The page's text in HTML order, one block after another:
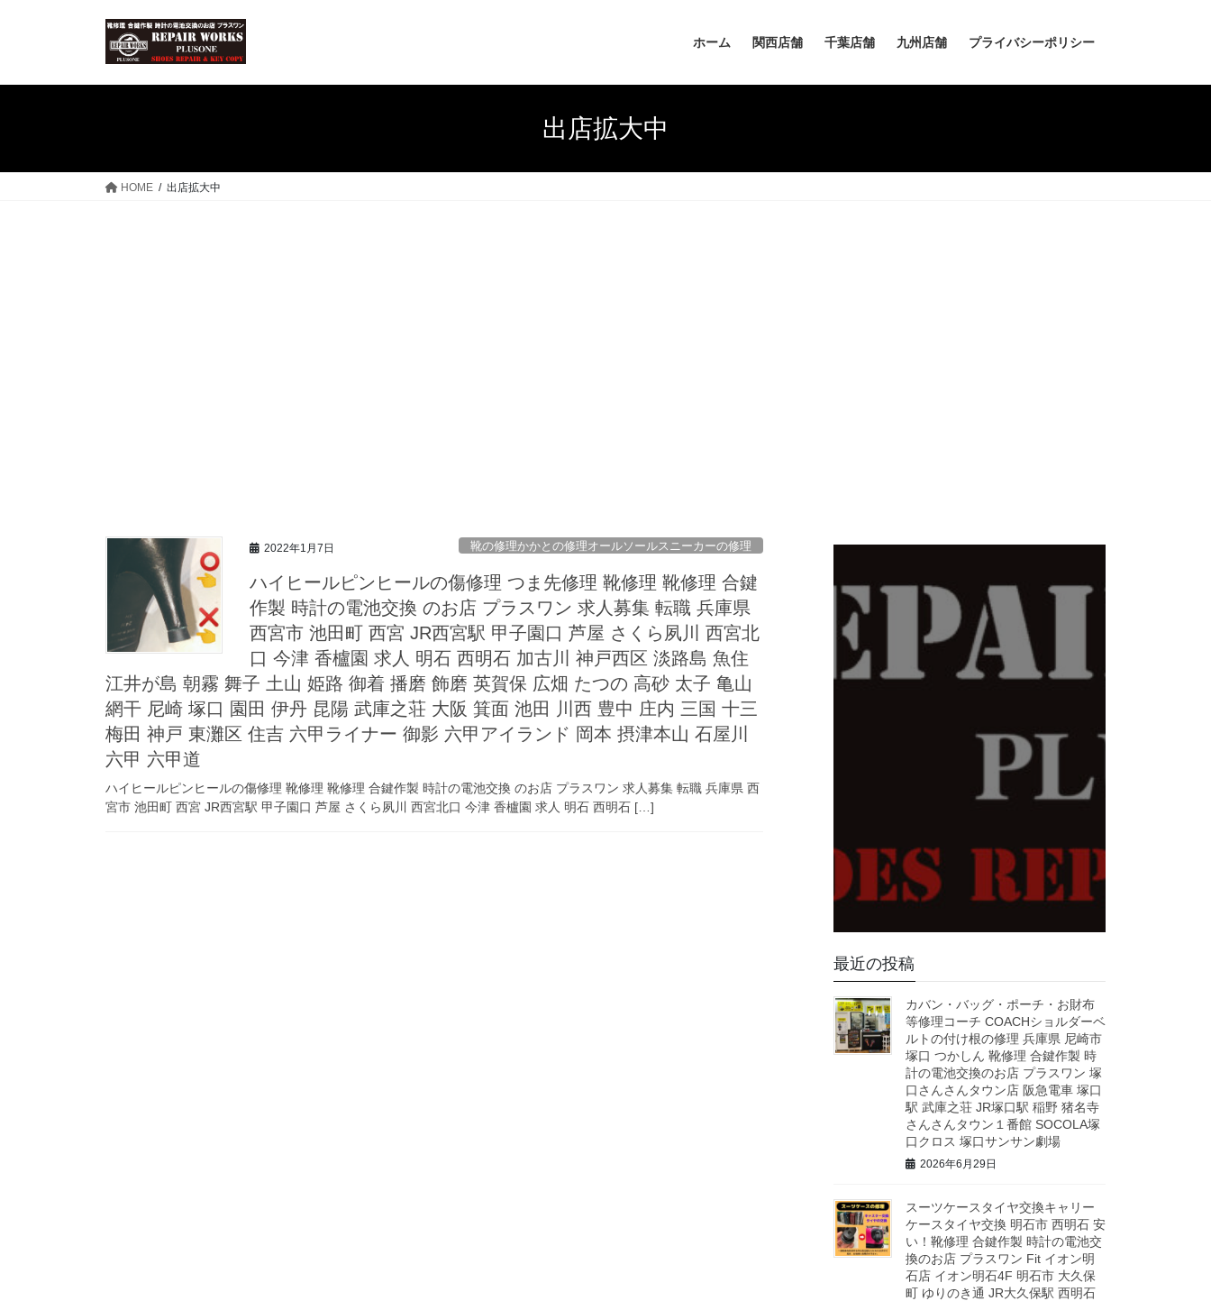
ホーム 関西店舗 千葉店舗 九州店舗 プライバシーポリシー
出店拡大中
HOME 出店拡大中
2022年1月7日 靴の修理かかとの修理オールソールスニーカーの修理
ハイヒールピンヒールの傷修理 つま先修理 靴修理 靴修理 合鍵
作製 時計の電池交換 のお店 プラスワン 求人募集 転職 兵庫県
西宮市 池田町 西宮 JR西宮駅 甲子園口 芦屋 さくら夙川 西宮北
口 今津 香櫨園 求人 明石 西明石 加古川 神戸西区 淡路島 魚住
江井が島 朝霧 舞子 土山 姫路 御着 播磨 飾磨 英賀保 広畑 たつの 高砂 太子 亀山
網干 尼崎 塚口 園田 伊丹 昆陽 武庫之荘 大阪 箕面 池田 川西 豊中 庄内 三国 十三
梅田 神戸 東灘区 住吉 六甲ライナー 御影 六甲アイランド 岡本 摂津本山 石屋川
六甲 六甲道
ハイヒールピンヒールの傷修理 靴修理 靴修理 合鍵作製 時計の電池交換 のお店 プラスワン 求人募集 転職 兵庫県 西
宮市 池田町 西宮 JR西宮駅 甲子園口 芦屋 さくら夙川 西宮北口 今津 香櫨園 求人 明石 西明石 […]
最近の投稿
カバン・バッグ・ポーチ・お財布
等修理コーチ COACHショルダーベ
ルトの付け根の修理 兵庫県 尼崎市
塚口 つかしん 靴修理 合鍵作製 時
計の電池交換のお店 プラスワン 塚
口さんさんタウン店 阪急電車 塚口
駅 武庫之荘 JR塚口駅 稲野 猪名寺
さんさんタウン１番館 SOCOLA塚
口クロス 塚口サンサン劇場
2026年6月29日
スーツケースタイヤ交換キャリー
ケースタイヤ交換 明石市 西明石 安
い！靴修理 合鍵作製 時計の電池交
換のお店 プラスワン Fit イオン明
石店 イオン明石4F 明石市 大久保
町 ゆりのき通 JR大久保駅 西明石